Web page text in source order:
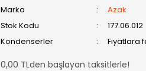
Marka
Azak
Stok Kodu
177.06.012
Kondenserler
Fiyatlara
0,00 TLden başlayan taksitlerle!